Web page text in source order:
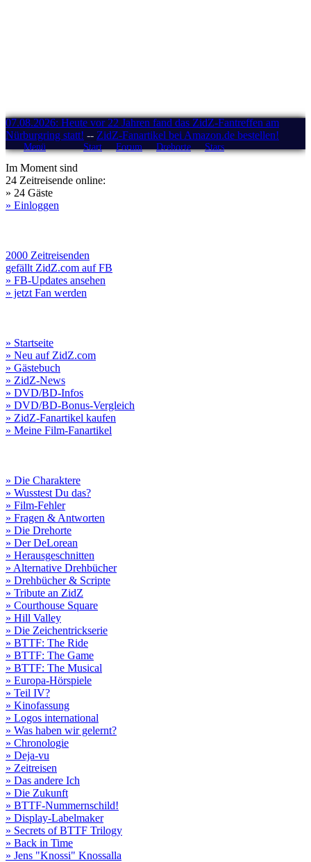
07.08.2026: Heute vor 22 Jahren fand das ZidZ-Fantreffen am
Nürburgring statt! -- ZidZ-Fanartikel bei Amazon.de bestellen!
Menü Start Forum Drehorte Stars
Im Moment sind
24 Zeitreisende online:
» 24 Gäste
» Einloggen
2000 Zeitreisenden
gefällt ZidZ.com auf FB
» FB-Updates ansehen
» jetzt Fan werden
» Startseite
» Neu auf ZidZ.com
» Gästebuch
» ZidZ-News
» DVD/BD-Infos
» DVD/BD-Bonus-Vergleich
» ZidZ-Fanartikel kaufen
» Meine Film-Fanartikel
» Die Charaktere
» Wusstest Du das?
» Film-Fehler
» Fragen & Antworten
» Die Drehorte
» Der DeLorean
» Herausgeschnitten
» Alternative Drehbücher
» Drehbücher & Scripte
» Tribute an ZidZ
» Courthouse Square
» Hill Valley
» Die Zeichentrickserie
» BTTF: The Ride
» BTTF: The Game
» BTTF: The Musical
» Europa-Hörspiele
» Teil IV?
» Kinofassung
» Logos international
» Was haben wir gelernt?
» Chronologie
» Deja-vu
» Zeitreisen
» Das andere Ich
» Die Zukunft
» BTTF-Nummernschild!
» Display-Labelmaker
» Secrets of BTTF Trilogy
» Back in Time
» Jens "Knossi" Knossalla